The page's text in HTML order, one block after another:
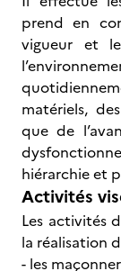
prend en
vigueur et
matériels,
que de
hiérarchie et
Activités
Les activités
la réalisation
- les